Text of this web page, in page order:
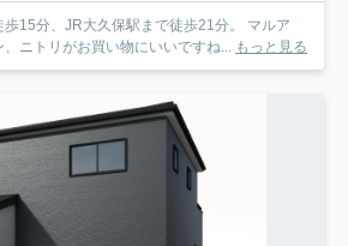
15分、JR大久保駅まで徒歩21分。 マルア
ニトリがお買い物にいいですね... もっと見る